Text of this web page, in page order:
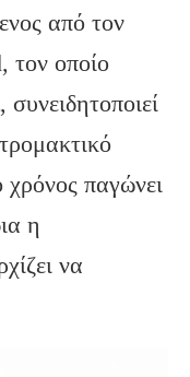
από τον
τον οποίο
, συνειδητοποιεί
παγώνει
η
να